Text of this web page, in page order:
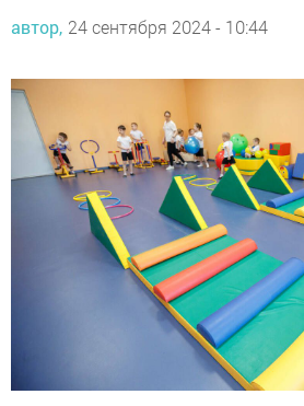
автор, 24 сентября 2024 - 10:44